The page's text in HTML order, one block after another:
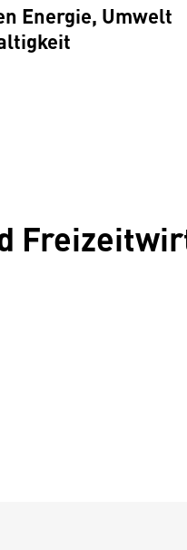
Energie, Umwelt